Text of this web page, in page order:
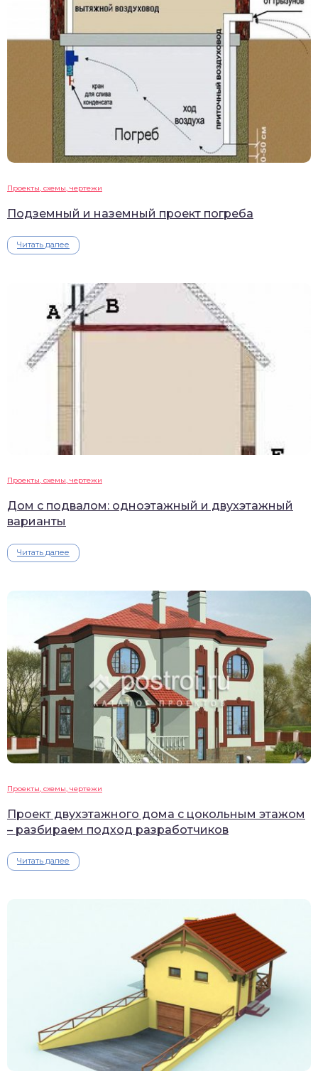
Проекты, схемы, чертежи
Подземный и наземный проект погреба
Читать далее
Проекты, схемы, чертежи
Дом с подвалом: одноэтажный и двухэтажный
варианты
Читать далее
Проекты, схемы, чертежи
Проект двухэтажного дома с цокольным этажом
– разбираем подход разработчиков
Читать далее